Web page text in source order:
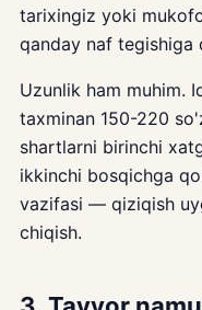
tarixingiz yoki
qanday naf tegishiga
Uzunlik ham muhim.
taxminan 150-220
shartlarni birinchi
ikkinchi bosqichga
vazifasi — qiziqish
chiqish.